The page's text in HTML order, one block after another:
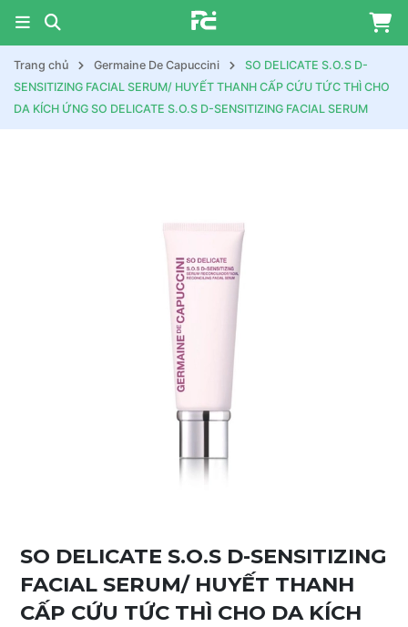
Trang chủ Germaine De Capuccini
SO DELICATE S.O.S D-
SENSITIZING FACIAL SERUM/ HUYẾT THANH CẤP CỨU TỨC THÌ CHO
DA KÍCH ỨNG SO DELICATE S.O.S D-SENSITIZING FACIAL SERUM
SO DELICATE S.O.S D-SENSITIZING
FACIAL SERUM/ HUYẾT THANH
CẤP CỨU TỨC THÌ CHO DA KÍCH